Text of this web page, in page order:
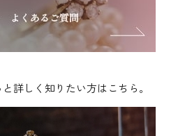
詳しく知りたい方はこちら。